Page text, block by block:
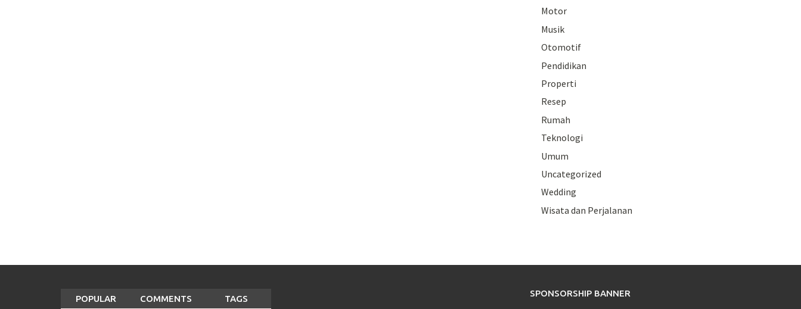
Motor
Musik
Otomotif
Pendidikan
Properti
Resep
Rumah
Teknologi
Umum
Uncategorized
Wedding
Wisata dan Perjalanan
POPULAR COMMENTS TAGS
SPONSORSHIP BANNER